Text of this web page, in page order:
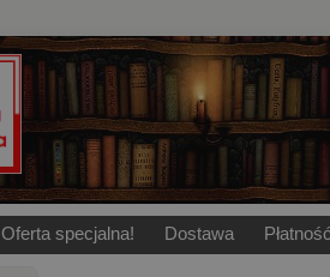
Oferta specjalna! Dostawa